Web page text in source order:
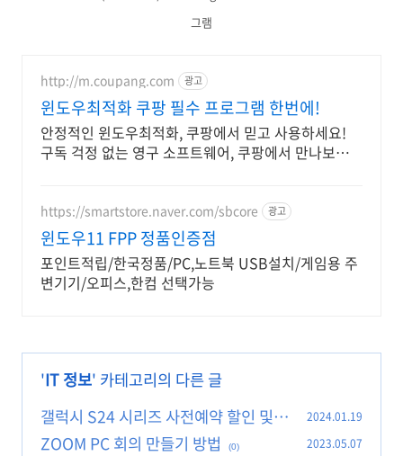
그램
http://m.coupang.com 광고
윈도우최적화 쿠팡 필수 프로그램 한번에!
안정적인 윈도우최적화, 쿠팡에서 믿고 사용하세요!
구독 걱정 없는 영구 소프트웨어, 쿠팡에서 만나보세
https://smartstore.naver.com/sbcore 광고
윈도우11 FPP 정품인증점
포인트적립/한국정품/PC,노트북 USB설치/게임용 주
변기기/오피스,한컴 선택가능
'IT 정보' 카테고리의 다른 글
갤럭시 S24 시리즈 사전예약 할인 및
사양 비교
(0)
2024.01.19
ZOOM PC 회의 만들기 방법 (0) 2023.05.07